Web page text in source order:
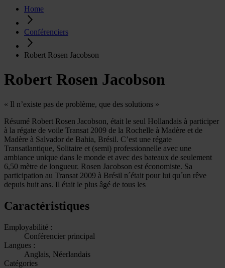
Home
Conférenciers
Robert Rosen Jacobson
Robert Rosen Jacobson
« Il n’existe pas de problème, que des solutions »
Résumé Robert Rosen Jacobson, était le seul Hollandais à participer
à la régate de voile Transat 2009 de la Rochelle à Madère et de
Madère à Salvador de Bahia, Brésil. C’est une régate
Transatlantique, Solitaire et (semi) professionnelle avec une
ambiance unique dans le monde et avec des bateaux de seulement
6,50 mètre de longueur. Rosen Jacobson est économiste. Sa
participation au Transat 2009 à Brésil n´était pour lui qu´un rêve
depuis huit ans. Il était le plus âgé de tous les
Caractéristiques
Employabilité :
Conférencier principal
Langues :
Anglais, Néerlandais
Catégories